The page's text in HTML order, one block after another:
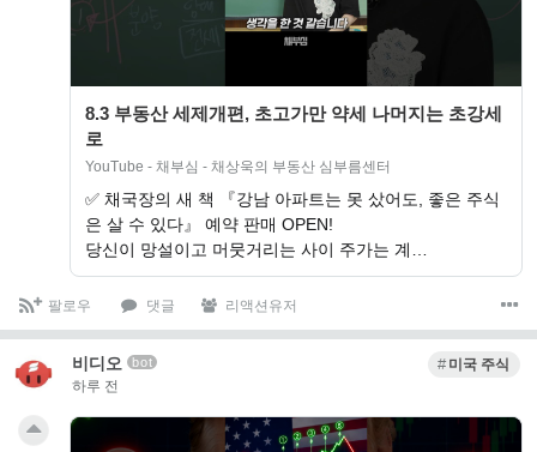
8.3 부동산 세제개편, 초고가만 약세 나머지는 초강세
로
YouTube - 채부심 - 채상욱의 부동산 심부름센터
✅ 채국장의 새 책 『강남 아파트는 못 샀어도, 좋은 주식
은 살 수 있다』 예약 판매 OPEN!
당신이 망설이고 머뭇거리는 사이 주가는 계…
팔로우 댓글 리액션유저
비디오 bot
하루 전
미국 주식